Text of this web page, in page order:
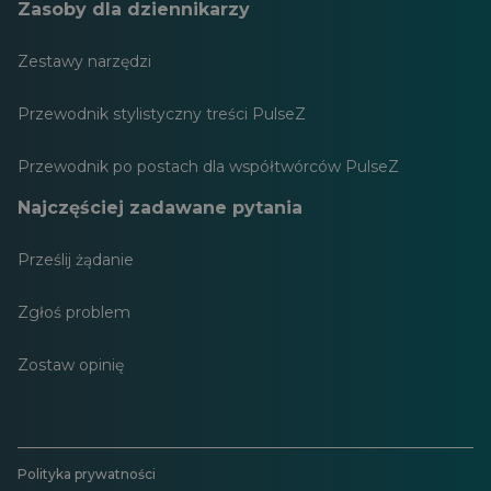
Zasoby dla dziennikarzy
Zestawy narzędzi
Przewodnik stylistyczny treści PulseZ
Przewodnik po postach dla współtwórców PulseZ
Najczęściej zadawane pytania
Prześlij żądanie
Zgłoś problem
Zostaw opinię
Polityka prywatności